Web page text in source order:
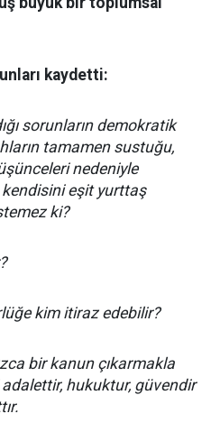
kaydetti:
sorunların demokratik
tamamen sustuğu,
nedeniyle
kendisini eşit yurttaş
ki?
kim itiraz edebilir?
bir kanun çıkarmakla
hukuktur, güvendir